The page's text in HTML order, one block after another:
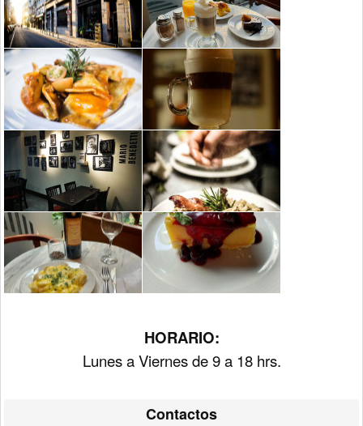
HORARIO:
Lunes a Viernes de 9 a 18 hrs.
Contactos